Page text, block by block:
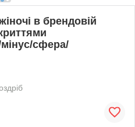
в брендовій
сфера/